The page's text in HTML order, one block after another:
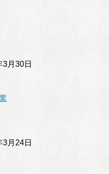
3月30日
3月24日